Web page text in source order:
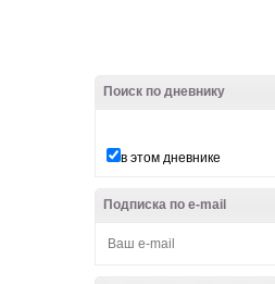
Поиск по дневнику
в этом дневнике
Подписка по e-mail